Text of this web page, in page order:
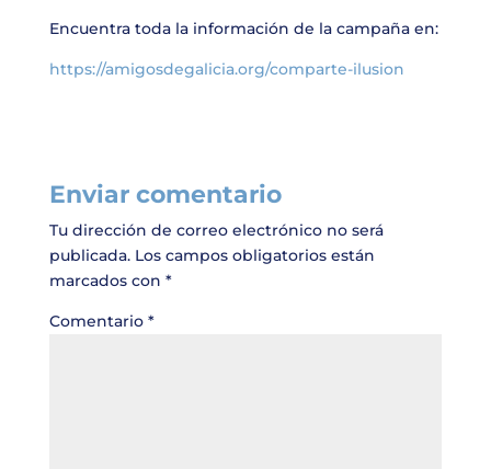
Encuentra toda la información de la campaña en:
https://amigosdegalicia.org/comparte-ilusion
Enviar comentario
Tu dirección de correo electrónico no será
publicada. Los campos obligatorios están
marcados con *
Comentario *